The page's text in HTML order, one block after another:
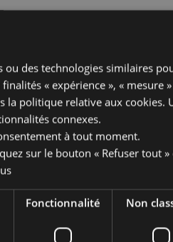
à caractère personnel afin de
offres exclusives par le biais de
ou des technologies similaires
« expérience », « mesure
la politique relative aux cookies.
connexes.
à tout moment.
sur le bouton « Refuser tout »
Fonctionnalité Non